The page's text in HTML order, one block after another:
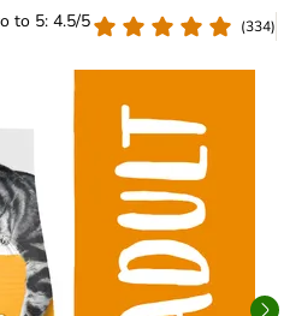
to 5: 4.5/5
(334)